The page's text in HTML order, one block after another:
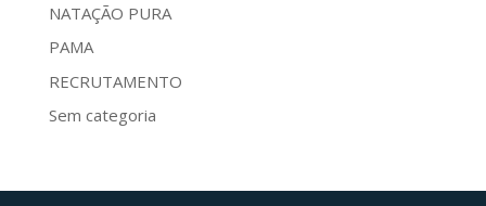
NATAÇÃO PURA
PAMA
RECRUTAMENTO
Sem categoria